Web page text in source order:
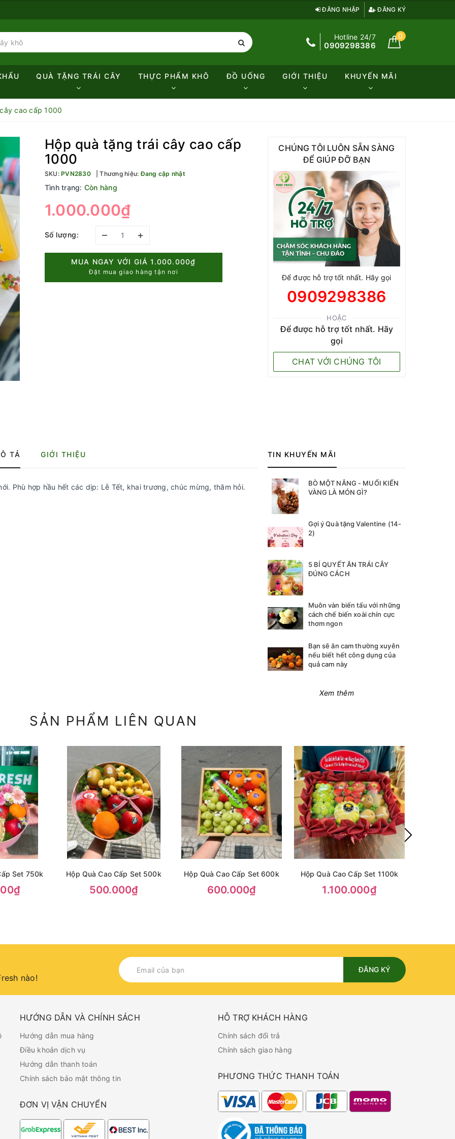
ĐĂNG NHẬP ĐĂNG KÝ
Hotline 24/7
0909298386
0
QUÀ TẶNG TRÁI CÂY THỰC PHẨM KHÔ ĐỒ UỐNG GIỚI THIỆU KHUYẾN MÃI
cao cấp 1000
Hộp quà tặng trái cây cao cấp
1000
SKU: PVN2830 Thương hiệu:Đang cập nhật
Tình trạng: Còn hàng
1.000.000₫
Số lượng: – +
MUA NGAY VỚI GIÁ1.000.000₫
Đặt mua giao hàng tận nơi
CHÚNG TÔI LUÔN SẴN SÀNG
ĐỂ GIÚP ĐỠ BẠN
Để được hỗ trợ tốt nhất. Hãy gọi
0909298386
HOẶC
Để được hỗ trợ tốt nhất. Hãy
gọi
CHAT VỚI CHÚNG TÔI
TẢ GIỚI THIỆU
Phù hợp hầu hết các dịp: Lễ Tết, khai trương, chúc mừng, thăm hỏi.
TIN KHUYẾN MÃI
BÒ MỘT NẮNG - MUỐI KIẾN
VÀNG LÀ MÓN GÌ?
Gợi ý Quà tặng Valentine (14-
2)
5 BÍ QUYẾT ĂN TRÁI CÂY
ĐÚNG CÁCH
Muôn vàn biến tấu với những
cách chế biến xoài chín cực
thơm ngon
Bạn sẽ ăn cam thường xuyên
nếu biết hết công dụng của
quả cam này
Xem thêm
SẢN PHẨM LIÊN QUAN
Set 750k Hộp Quà Cao Cấp Set 500k
500.000₫
Hộp Quà Cao Cấp Set 600k
600.000₫
Hộp Quà Cao Cấp Set 1100k
1.100.000₫
nào!
ĐĂNG KÝ
HƯỚNG DẪN VÀ CHÍNH SÁCH
Hướng dẫn mua hàng
Điều khoản dịch vụ
Hướng dẫn thanh toán
Chính sách bảo mật thông tin
ĐƠN VỊ VẬN CHUYỂN
HỖ TRỢ KHÁCH HÀNG
Chính sách đổi trả
Chính sách giao hàng
PHƯƠNG THỨC THANH TOÁN